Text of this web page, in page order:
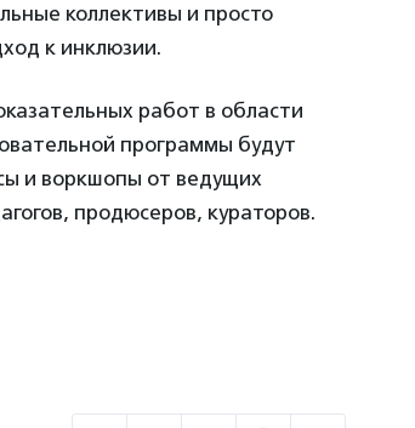
коллективы и просто
к инклюзии.
работ в области
программы будут
и воркшопы от ведущих
продюсеров, кураторов.